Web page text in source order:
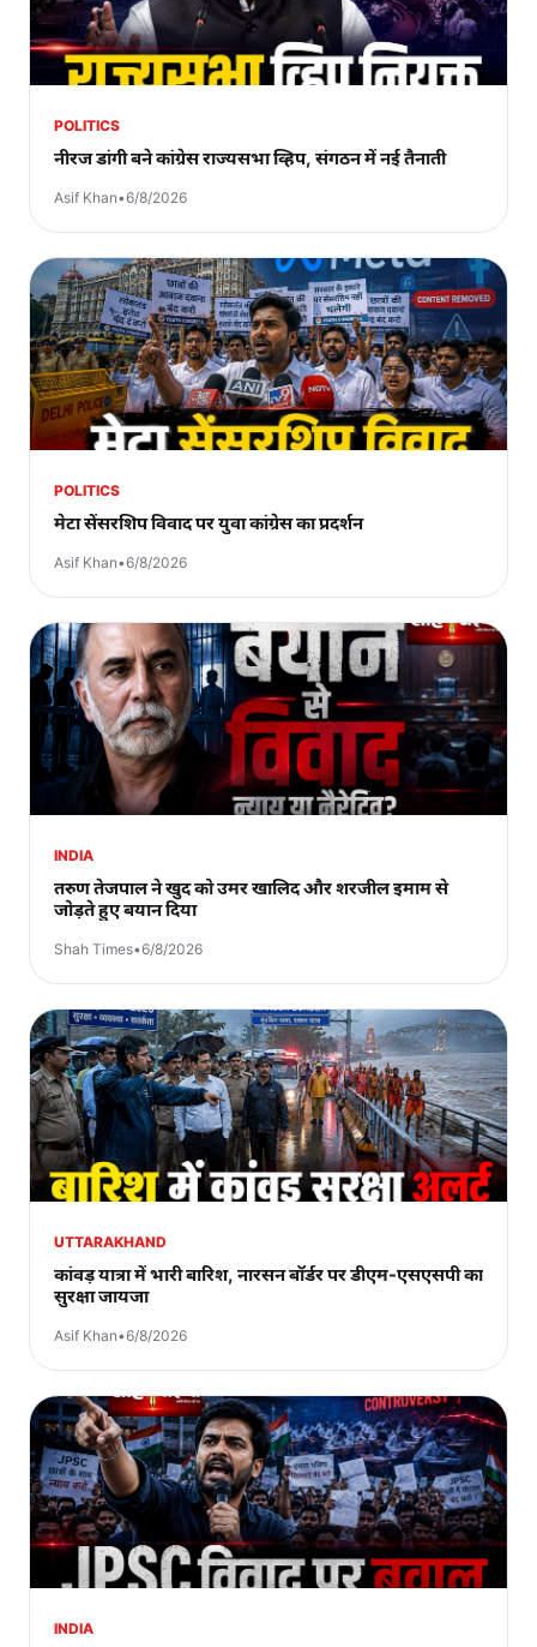
POLITICS
नीरज डांगी बने कांग्रेस राज्यसभा व्हिप, संगठन में नई तैनाती
Asif Khan•6/8/2026
POLITICS
मेटा सेंसरशिप विवाद पर युवा कांग्रेस का प्रदर्शन
Asif Khan•6/8/2026
INDIA
तरुण तेजपाल ने खुद को उमर खालिद और शरजील इमाम से
जोड़ते हुए बयान दिया
Shah Times•6/8/2026
UTTARAKHAND
कांवड़ यात्रा में भारी बारिश, नारसन बॉर्डर पर डीएम-एसएसपी का
सुरक्षा जायजा
Asif Khan•6/8/2026
INDIA